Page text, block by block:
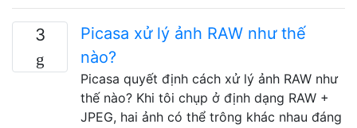
3
Picasa xử lý ảnh RAW như thế
nào?
Picasa quyết định cách xử lý ảnh RAW như
thế nào? Khi tôi chụp ở định dạng RAW +
JPEG, hai ảnh có thể trông khác nhau đáng